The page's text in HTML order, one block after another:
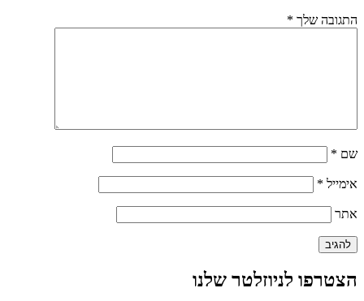
התגובה שלך *
שם *
אימייל *
אתר
הצטרפו לניוזלטר שלנו